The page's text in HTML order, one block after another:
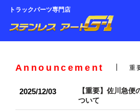
トラックパーツ専門店
Announcement 重
2025/12/03
【重要】佐川急便
ついて